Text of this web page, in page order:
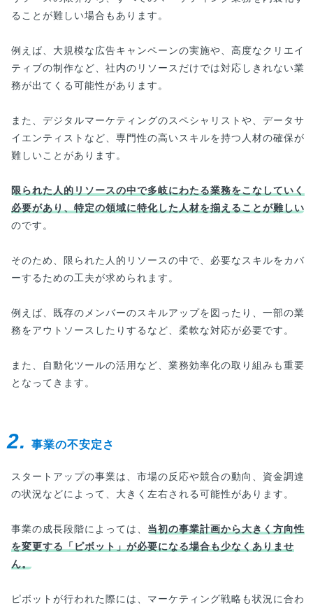
ることが難しい場合もあります。
例えば、大規模な広告キャンペーンの実施や、高度なクリエイ
ティブの制作など、社内のリソースだけでは対応しきれない業
務が出てくる可能性があります。
また、デジタルマーケティングのスペシャリストや、データサ
イエンティストなど、専門性の高いスキルを持つ人材の確保が
難しいことがあります。
限られた人的リソースの中で多岐にわたる業務をこなしていく
必要があり、特定の領域に特化した人材を揃えることが難しい
のです。
そのため、限られた人的リソースの中で、必要なスキルをカバ
ーするための工夫が求められます。
例えば、既存のメンバーのスキルアップを図ったり、一部の業
務をアウトソースしたりするなど、柔軟な対応が必要です。
また、自動化ツールの活用など、業務効率化の取り組みも重要
となってきます。
2. 事業の不安定さ
スタートアップの事業は、市場の反応や競合の動向、資金調達
の状況などによって、大きく左右される可能性があります。
事業の成長段階によっては、 当初の事業計画から大きく方向性
を変更する「ピボット」が必要になる場合も少なくありませ
ん。
ピボットが行われた際には、マーケティング戦略も状況に合わ